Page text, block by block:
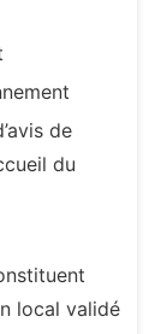
de
du
local validé